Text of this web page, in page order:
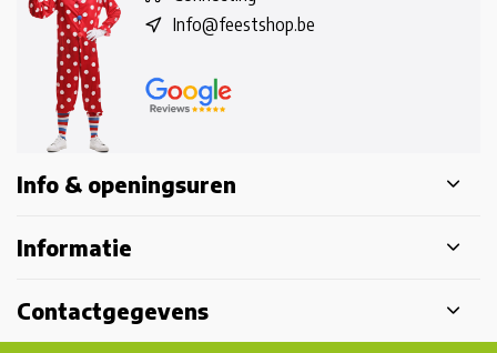
Info@feestshop.be
Info & openingsuren
Informatie
Contactgegevens